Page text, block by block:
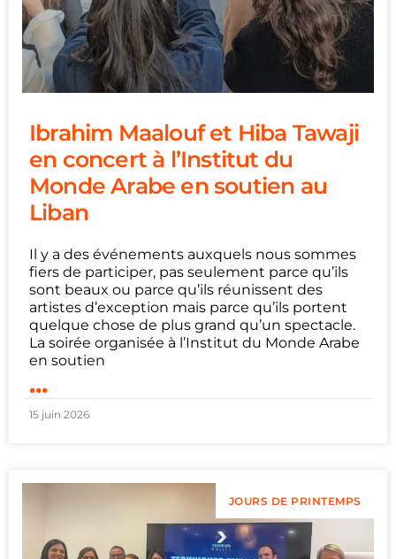
Ibrahim Maalouf et Hiba Tawaji
en concert à l’Institut du
Monde Arabe en soutien au
Liban
Il y a des événements auxquels nous sommes
fiers de participer, pas seulement parce qu’ils
sont beaux ou parce qu’ils réunissent des
artistes d’exception mais parce qu’ils portent
quelque chose de plus grand qu’un spectacle.
La soirée organisée à l’Institut du Monde Arabe
en soutien
...
15 juin 2026
JOURS DE PRINTEMPS